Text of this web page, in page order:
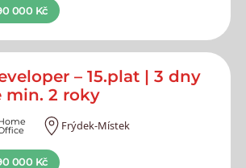
000 Kč
– 15.plat | 3 dny
min. 2 roky
Frýdek-Místek
000 Kč